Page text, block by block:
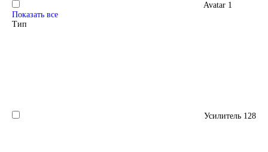
Avatar 1
Показать все
Тип
Усилитель 128